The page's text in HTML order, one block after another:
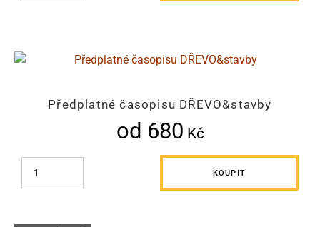
Předplatné časopisu DŘEVO&stavby
od 680 Kč
KOUPIT